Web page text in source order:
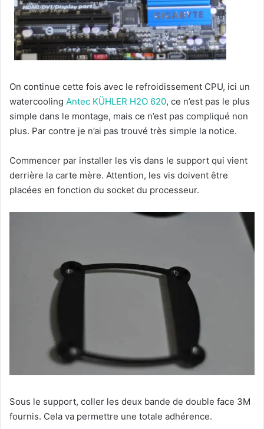
On continue cette fois avec le refroidissement CPU, ici un
watercooling Antec KÜHLER H2O 620, ce n’est pas le plus
simple dans le montage, mais ce n’est pas compliqué non
plus. Par contre je n’ai pas trouvé très simple la notice.
Commencer par installer les vis dans le support qui vient
derrière la carte mère. Attention, les vis doivent être
placées en fonction du socket du processeur.
Sous le support, coller les deux bande de double face 3M
fournis. Cela va permettre une totale adhérence.